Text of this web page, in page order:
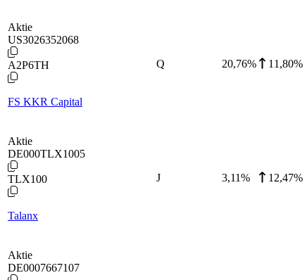
Aktie
US3026352068
A2P6TH
FS KKR Capital
Q 20,76% 11,80%
Aktie
DE000TLX1005
TLX100
Talanx
J 3,11% 12,47%
Aktie
DE0007667107